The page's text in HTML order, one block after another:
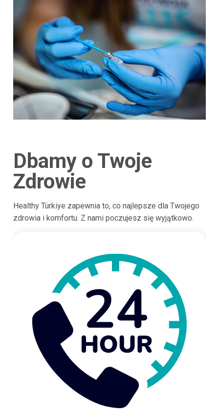
Dbamy o Twoje
Zdrowie
Healthy Türkiye zapewnia to, co najlepsze dla Twojego
zdrowia i komfortu. Z nami poczujesz się wyjątkowo.